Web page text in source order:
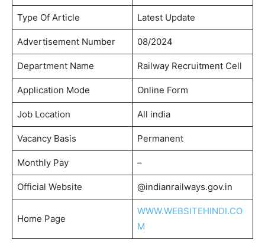
Type Of Article Latest Update
Advertisement Number 08/2024
Department Name Railway Recruitment Cell
Application Mode Online Form
Job Location All india
Vacancy Basis Permanent
Monthly Pay –
Official Website @indianrailways.gov.in
Home Page
WWW.WEBSITEHINDI.CO
M